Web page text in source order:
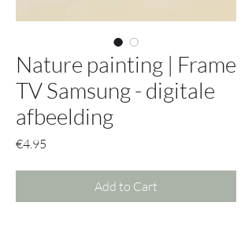
Nature painting | Frame
TV Samsung - digitale
afbeelding
€4.95
Add to Cart